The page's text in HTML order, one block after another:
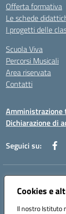
Cookies e
Il nostro Istituto
Offerta formativa
Le schede
I progetti delle
Scuola Viva
Percorsi Musicali
Area riservata
Contatti
Amministrazione
Dichiarazione di
Seguici su:
Indirizzo:
Centralino: